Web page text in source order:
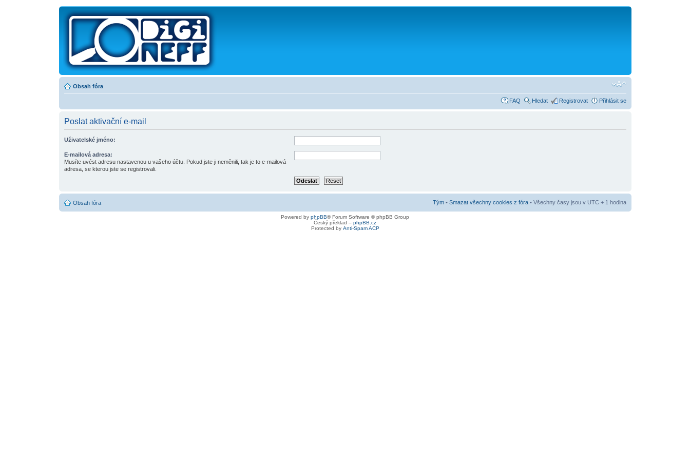
Obsah fóra
FAQ Hledat Registrovat Přihlásit se
Poslat aktivační e-mail
Uživatelské jméno:
E-mailová adresa:
Musíte uvést adresu nastavenou u vašeho účtu. Pokud jste ji neměnili, tak je to e-mailová
adresa, se kterou jste se registrovali.
Obsah fóra Tým• Smazat všechny cookies z fóra• Všechny časy jsou v UTC + 1 hodina
Powered by phpBB® Forum Software © phpBB Group
Český překlad – phpBB.cz
Protected by Anti-Spam ACP